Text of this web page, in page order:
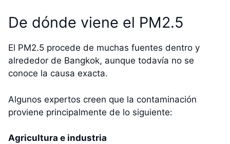
De dónde viene el PM2.5
El PM2.5 procede de muchas fuentes dentro y
alrededor de Bangkok, aunque todavía no se
conoce la causa exacta.
Algunos expertos creen que la contaminación
proviene principalmente de lo siguiente:
Agricultura e industria